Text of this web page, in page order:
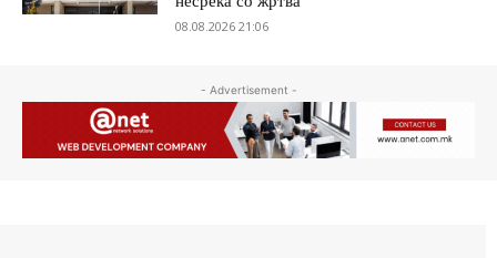
08.08.2026 21:06
- Advertisement -